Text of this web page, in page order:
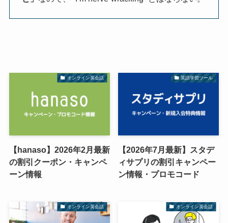
オンライン英会話
【hanaso】2026年2月最新
の割引クーポン・キャンペ
ーン情報
英語学習ツール
【2026年7月最新】スタデ
ィサプリの割引キャンペー
ン情報・プロモコード
オンライン英会話 オンライン英会話